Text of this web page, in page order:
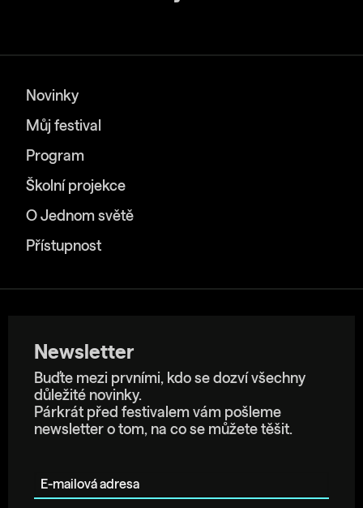
Novinky
Můj festival
Program
Školní projekce
O Jednom světě
Přístupnost
Newsletter
Buďte mezi prvními, kdo se dozví všechny
důležité novinky.
Párkrát před festivalem vám pošleme
newsletter o tom, na co se můžete těšit.